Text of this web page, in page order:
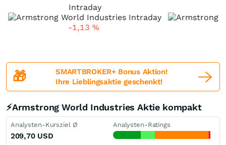
Intraday
-1,13 %
🎁
SMARTBROKER+ Bonus Aktion!
Ihre Lieblingsaktie geschenkt!
⚡Armstrong World Industries Aktie kompakt
Analysten-Kursziel Ø
209,70 USD
Analysten-Ratings